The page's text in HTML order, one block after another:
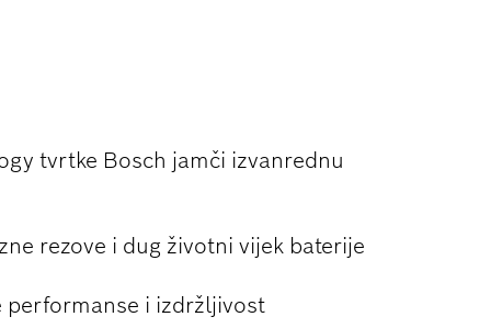
tvrtke Bosch jamči izvanrednu
rezove i dug životni vijek baterije
performanse i izdržljivost